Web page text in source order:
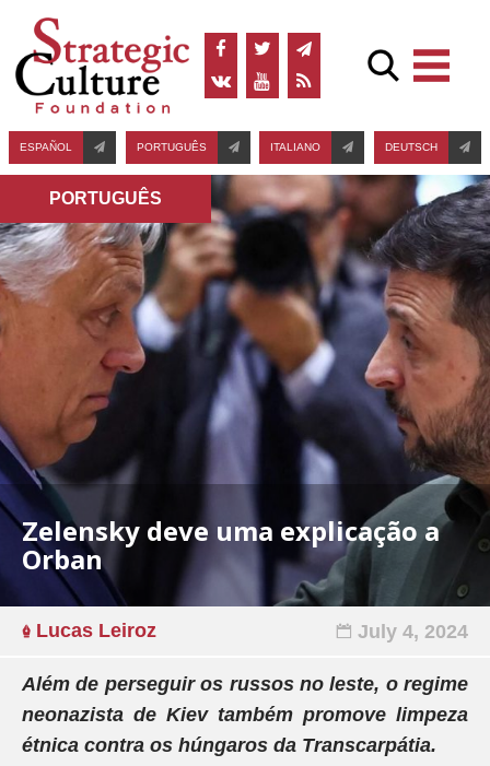
ESPAÑOL PORTUGUÊS ITALIANO DEUTSCH
PORTUGUÊS
Zelensky deve uma explicação a
Orban
Lucas Leiroz July 4, 2024
Além de perseguir os russos no leste, o regime
neonazista de Kiev também promove limpeza
étnica contra os húngaros da Transcarpátia.